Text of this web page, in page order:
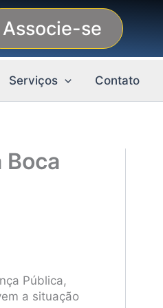
Associe-se
Serviços Contato
Pública,
a situação